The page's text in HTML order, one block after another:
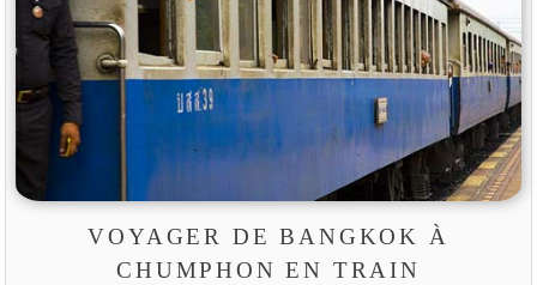
VOYAGER DE BANGKOK À
CHUMPHON EN TRAIN